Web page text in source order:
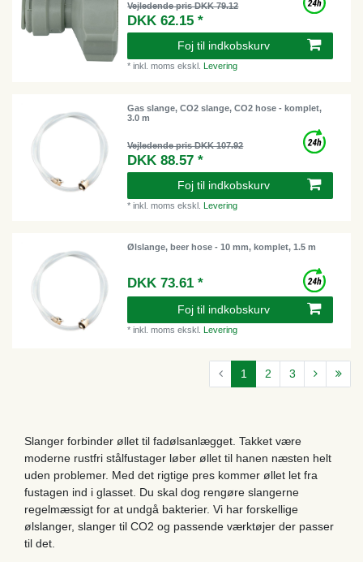
Vejledende pris DKK 79.12
DKK 62.15 *
Foj til indkobskurv
*inkl. moms ekskl. Levering
Gas slange, CO2 slange, CO2 hose - komplet,
3.0 m
Vejledende pris DKK 107.92
DKK 88.57 *
Foj til indkobskurv
*inkl. moms ekskl.Levering
Ølslange, beer hose - 10 mm, komplet, 1.5 m
DKK 73.61 *
Foj til indkobskurv
*inkl. moms ekskl.Levering
1 2 3
Slanger forbinder øllet til fadølsanlægget. Takket være
moderne rustfri stålfustager løber øllet til hanen næsten helt
uden problemer. Med det rigtige pres kommer øllet let fra
fustagen ind i glasset. Du skal dog rengøre slangerne
regelmæssigt for at undgå bakterier. Vi har forskellige
ølslanger, slanger til CO2 og passende værktøjer der passer
til det.